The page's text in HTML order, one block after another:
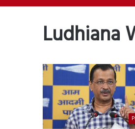
Ludhiana